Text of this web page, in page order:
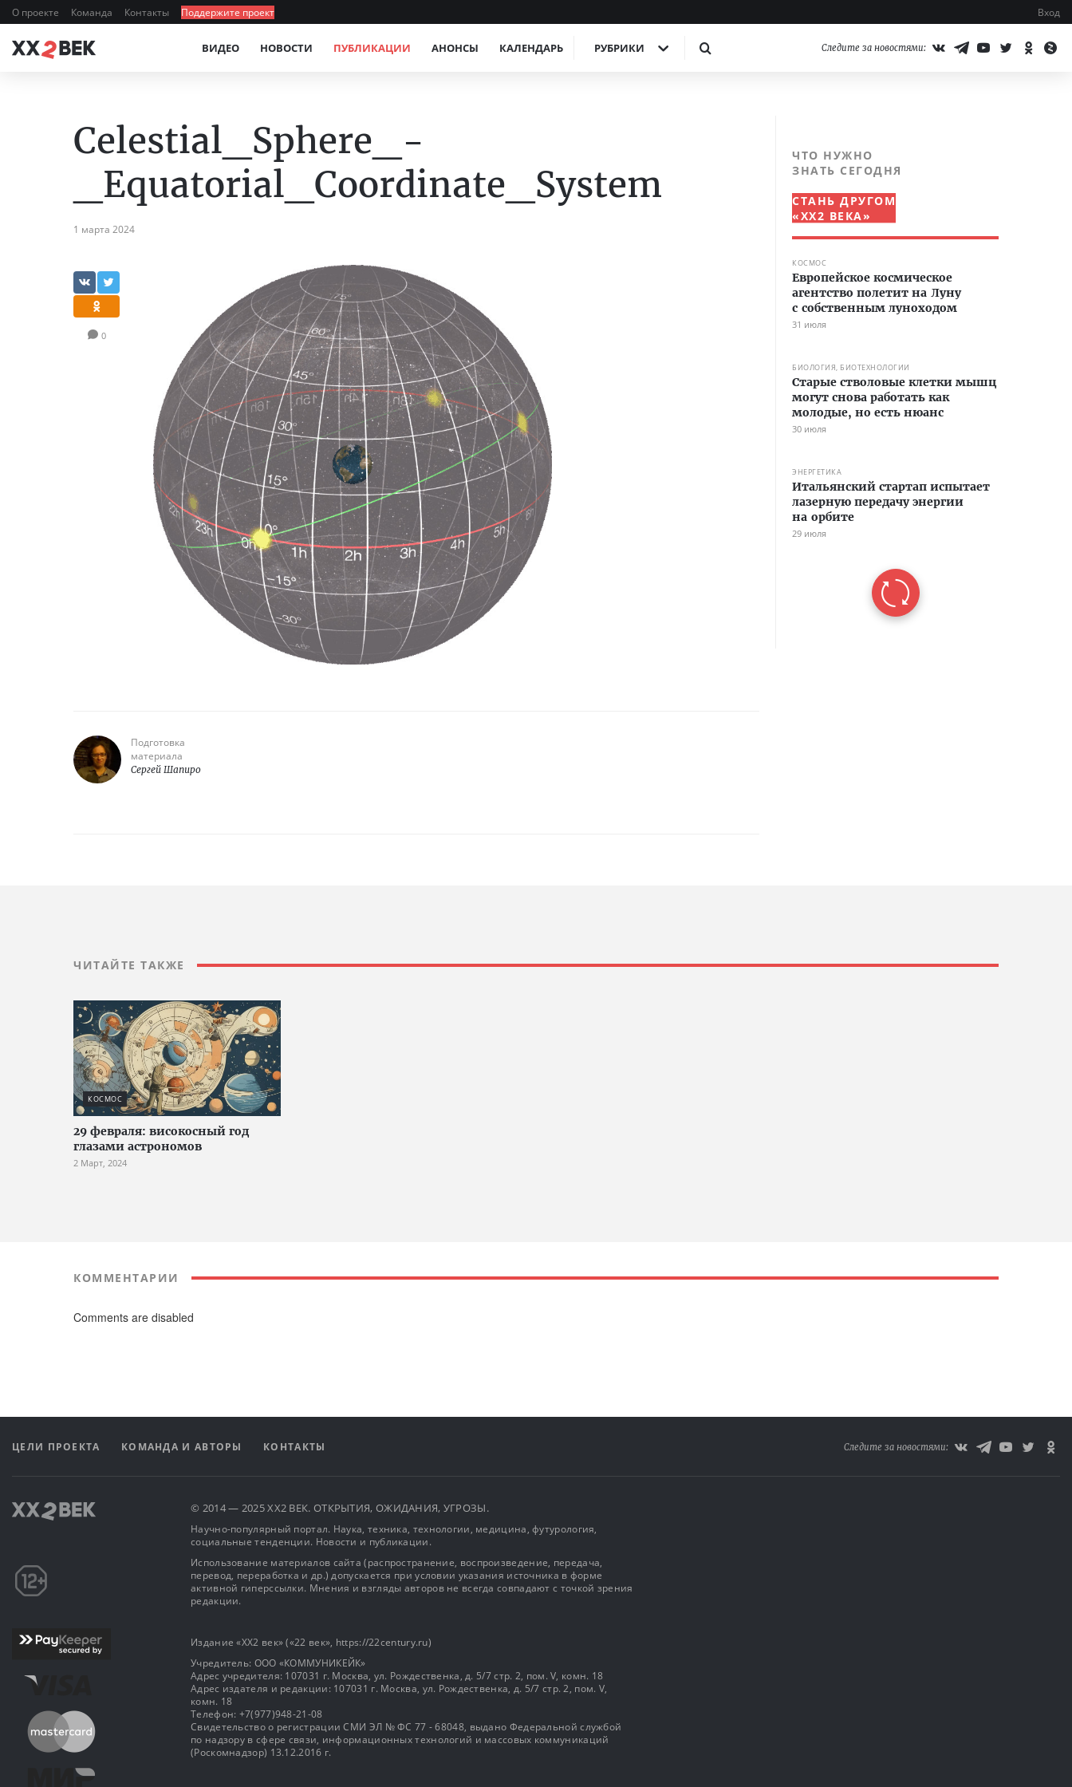
О проекте Команда Контакты Поддержите проект Вход
ВИДЕО НОВОСТИ ПУБЛИКАЦИИ АНОНСЫ КАЛЕНДАРЬ РУБРИКИ Следите за новостями:
Celestial_Sphere_-
_Equatorial_Coordinate_System
1 марта 2024
0
Подготовка
материала
Сергей Шапиро
ЧТО НУЖНО
ЗНАТЬ СЕГОДНЯ
СТАНЬ ДРУГОМ
«XX2 ВЕКА»
КОСМОС
Европейское космическое
агентство полетит на Луну
с собственным луноходом
31 июля
БИОЛОГИЯ, БИОТЕХНОЛОГИИ
Старые стволовые клетки мышц
могут снова работать как
молодые, но есть нюанс
30 июля
ЭНЕРГЕТИКА
Итальянский стартап испытает
лазерную передачу энергии
на орбите
29 июля
ЧИТАЙТЕ ТАКЖЕ
КОСМОС
29 февраля: високосный год
глазами астрономов
2 Март, 2024
КОММЕНТАРИИ
Comments are disabled
ЦЕЛИ ПРОЕКТА КОМАНДА И АВТОРЫ КОНТАКТЫ Следите за новостями:
© 2014 — 2025 XX2 ВЕК. ОТКРЫТИЯ, ОЖИДАНИЯ, УГРОЗЫ.
Научно-популярный портал. Наука, техника, технологии, медицина, футурология,
социальные тенденции. Новости и публикации.
Использование материалов сайта (распространение, воспроизведение, передача,
перевод, переработка и др.) допускается при условии указания источника в форме
активной гиперссылки. Мнения и взгляды авторов не всегда совпадают с точкой зрения
редакции.
Издание «XX2 век» («22 век», https://22century.ru)
Учредитель: OOO «КОММУНИКЕЙК»
Адрес учредителя: 107031 г. Москва, ул. Рождественка, д. 5/7 стр. 2, пом. V, комн. 18
Адрес издателя и редакции: 107031 г. Москва, ул. Рождественка, д. 5/7 стр. 2, пом. V,
комн. 18
Телефон: +7(977)948-21-08
Свидетельство о регистрации СМИ ЭЛ № ФС 77 - 68048, выдано Федеральной службой
по надзору в сфере связи, информационных технологий и массовых коммуникаций
(Роскомнадзор) 13.12.2016 г.